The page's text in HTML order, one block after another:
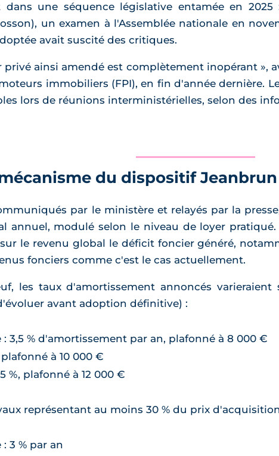
dans une séquence législative entamée en
un examen à l'Assemblée nationale en
avait suscité des critiques.
ainsi amendé est complètement inopérant »,
immobiliers (FPI), en fin d'année dernière.
lors de réunions interministérielles, selon des
du dispositif Jeanbrun
par le ministère et relayés par la
annuel, modulé selon le niveau de loyer
le revenu global le déficit foncier généré,
fonciers comme c'est le cas actuellement.
les taux d'amortissement annoncés
avant adoption définitive) :
3,5 % d'amortissement par an, plafonné à 8 000 €
à 10 000 €
%, plafonné à 12 000 €
représentant au moins 30 % du prix
3 % par an